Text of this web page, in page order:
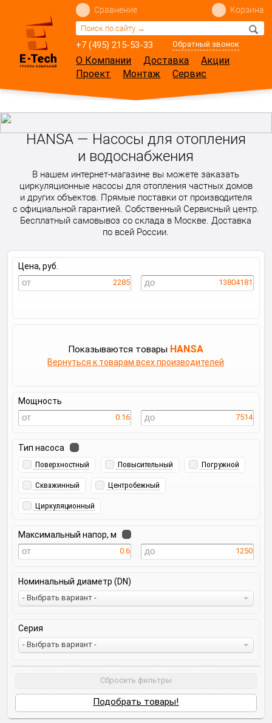
+7 (495) 215-53-33 Обратный звонок
Сравнение Корзина
О Компании Доставка
Акции
Проект
Монтаж Сервис
HANSA — Насосы для отопления
и водоснабжения
В нашем интернет-магазине вы можете заказать
циркуляционные насосы для отопления частных домов
и других объектов. Прямые поставки от производителя
с официальной гарантией. Собственный Сервисный центр.
Бесплатный самовывоз со склада в Москве. Доставка
по всей России.
Цена, руб.
2285 13804181
Показываются товары HANSA
Вернуться к товарам всех производителей
Мощность
0.16 7514
Тип насоса
Поверхностный Повысительный Погружной
Скважинный Центробежный
Циркуляционный
Максимальный напор, м
0.6 1250
Номинальный диаметр (DN)
- Выбрать вариант -
Серия
- Выбрать вариант -
Подобрать товары!
Сбросить фильтры